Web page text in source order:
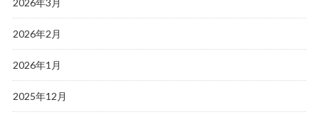
2026年3月
2026年2月
2026年1月
2025年12月